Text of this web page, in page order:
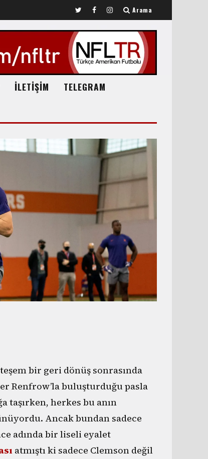
Arama
İLETİŞİM
TELEGRAM
bir geri dönüş sonrasında
Renfrow’la buluşturduğu pasla
taşırken, herkes bu anın
Ancak bundan sadece
adında bir liseli eyalet
atmıştı ki sadece Clemson değil